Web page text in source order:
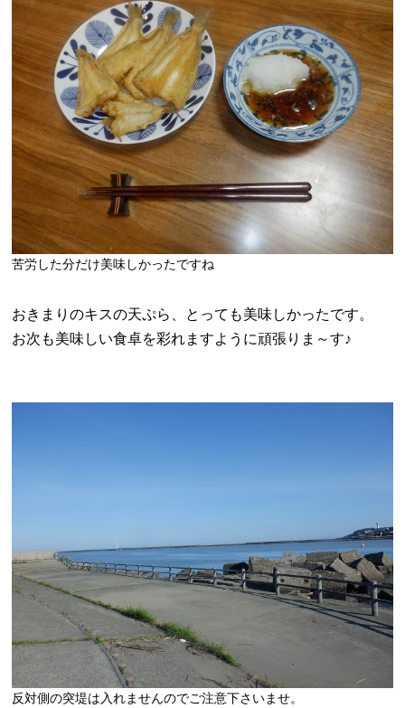
苦労した分だけ美味しかったですね
おきまりのキスの天ぷら、とっても美味しかったです。
お次も美味しい食卓を彩れますように頑張りま～す♪
反対側の突堤は入れませんのでご注意下さいませ。